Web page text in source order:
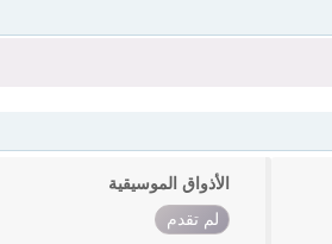
الأذواق الموسيقية
لم تقدم